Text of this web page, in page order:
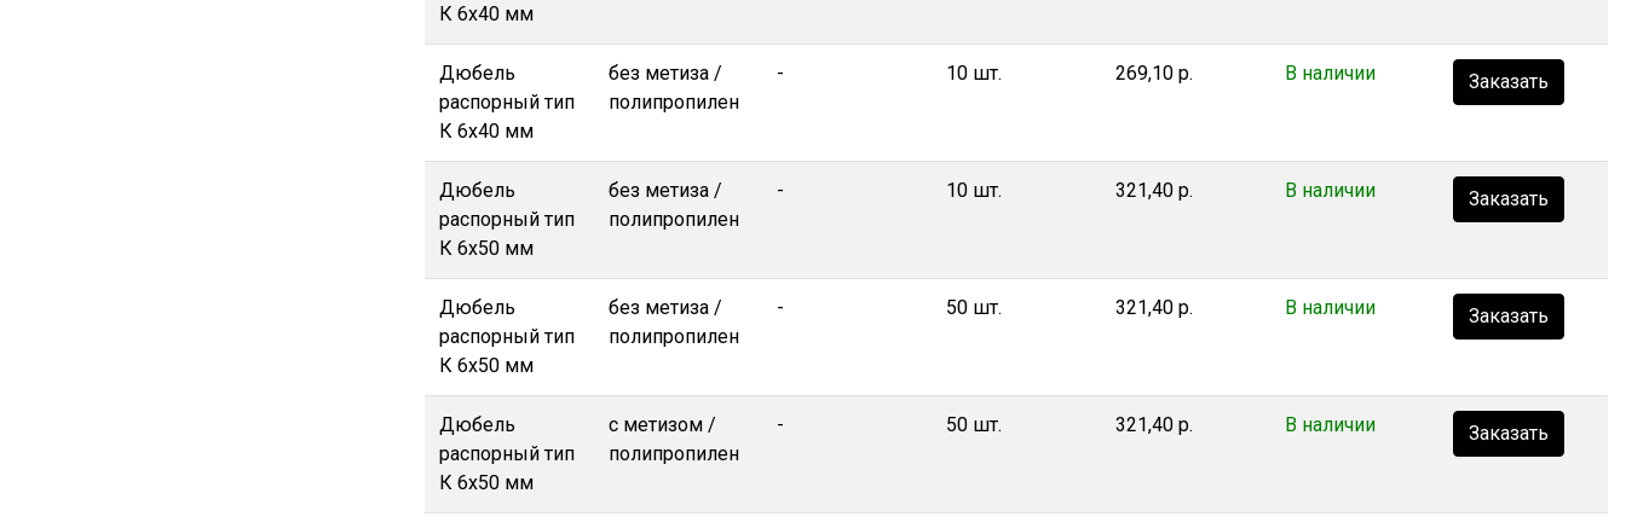
К 6х40 мм
Дюбель
распорный тип
К 6х40 мм
без метиза /
полипропилен
- 10 шт. 269,10 р. В наличии Заказать
Дюбель
распорный тип
К 6х50 мм
без метиза /
полипропилен
- 10 шт. 321,40 р. В наличии Заказать
Дюбель
распорный тип
К 6х50 мм
без метиза /
полипропилен
- 50 шт. 321,40 р. В наличии Заказать
Дюбель
распорный тип
К 6х50 мм
с метизом /
полипропилен
- 50 шт. 321,40 р. В наличии Заказать